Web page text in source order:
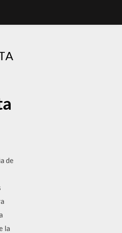
de
la